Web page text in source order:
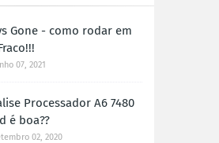
Gone - como rodar em
07, 2021
Processador A6 7480
é boa??
02, 2020